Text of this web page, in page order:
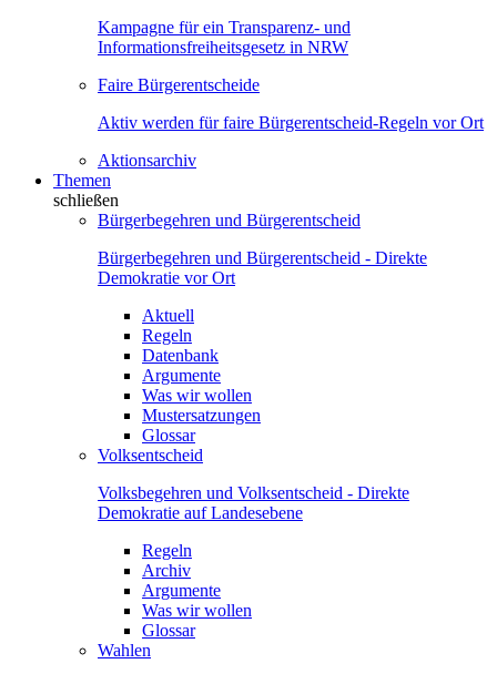
Kampagne für ein Transparenz- und
Informationsfreiheitsgesetz in NRW
Faire Bürgerentscheide
Aktiv werden für faire Bürgerentscheid-Regeln vor Ort
Aktionsarchiv
Themen
schließen
Bürgerbegehren und Bürgerentscheid
Bürgerbegehren und Bürgerentscheid - Direkte
Demokratie vor Ort
Aktuell
Regeln
Datenbank
Argumente
Was wir wollen
Mustersatzungen
Glossar
Volksentscheid
Volksbegehren und Volksentscheid - Direkte
Demokratie auf Landesebene
Regeln
Archiv
Argumente
Was wir wollen
Glossar
Wahlen